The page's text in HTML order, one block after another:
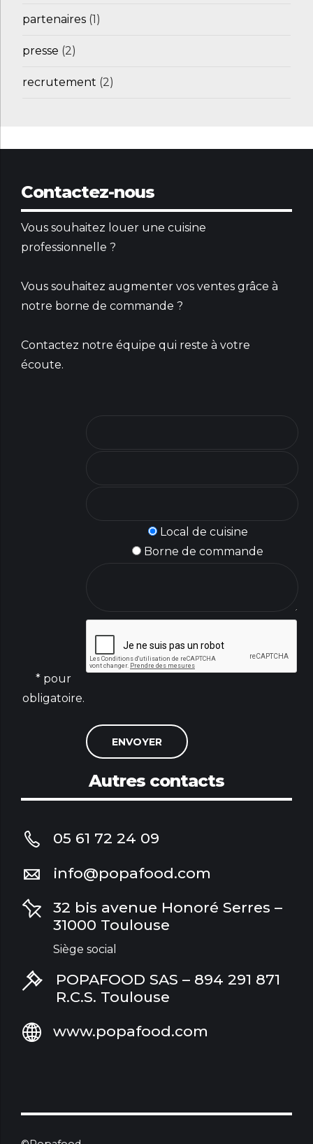
partenaires (1)
presse (2)
recrutement (2)
Contactez-nous
Vous souhaitez louer une cuisine
professionnelle ?
Vous souhaitez augmenter vos ventes grâce à
notre borne de commande ?
Contactez notre équipe qui reste à votre
écoute.
Local de cuisine
Borne de commande
* pour
obligatoire.
Autres contacts
05 61 72 24 09
info@popafood.com
32 bis avenue Honoré Serres –
31000 Toulouse
Siège social
POPAFOOD SAS – 894 291 871
R.C.S. Toulouse
www.popafood.com